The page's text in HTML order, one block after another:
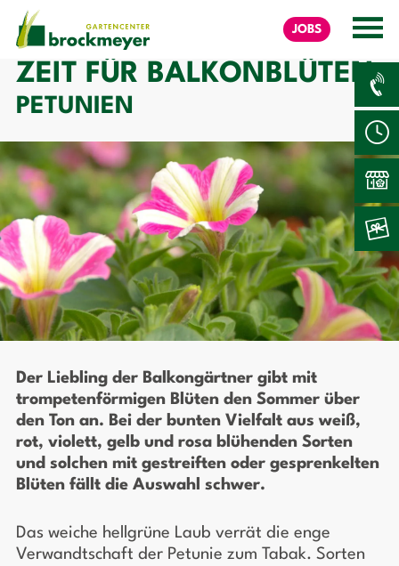
JOBS
ZEIT FÜR BALKONBLÜTEN:
PETUNIEN
Der Liebling der Balkongärtner gibt mit
trompetenförmigen Blüten den Sommer über
den Ton an. Bei der bunten Vielfalt aus weiß,
rot, violett, gelb und rosa blühenden Sorten
und solchen mit gestreiften oder gesprenkelten
Blüten fällt die Auswahl schwer.
Das weiche hellgrüne Laub verrät die enge
Verwandtschaft der Petunie zum Tabak. Sorten